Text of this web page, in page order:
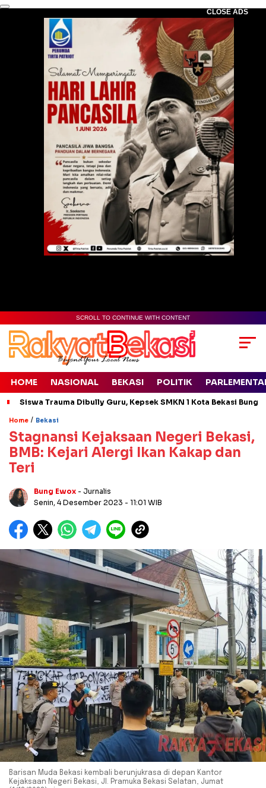
CLOSE ADS
SCROLL TO CONTINUE WITH CONTENT
HOME NASIONAL BEKASI POLITIK
Siswa Trauma Dibully Guru, Kepsek SMKN 1 Kota Bekasi
Home / Bekasi
Stagnansi Kejaksaan Negeri Bekasi,
BMB: Kejari Alergi Ikan Kakap dan
Teri
Bung Ewox - Jurnalis
Senin, 4 Desember 2023 - 11:01 WIB
Barisan Muda Bekasi kembali berunjukrasa di depan Kantor
Kejaksaan Negeri Bekasi, Jl. Pramuka Bekasi Selatan, Jumat